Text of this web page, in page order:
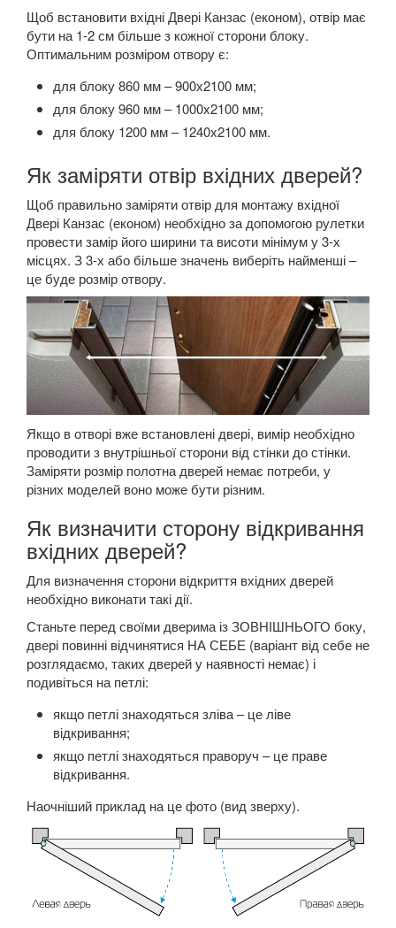
Щоб встановити вхідні Двері Канзас (економ), отвір має
бути на 1-2 см більше з кожної сторони блоку.
Оптимальним розміром отвору є:
для блоку 860 мм – 900х2100 мм;
для блоку 960 мм – 1000х2100 мм;
для блоку 1200 мм – 1240х2100 мм.
Як заміряти отвір вхідних дверей?
Щоб правильно заміряти отвір для монтажу вхідної
Двері Канзас (економ) необхідно за допомогою рулетки
провести замір його ширини та висоти мінімум у 3-х
місцях. З 3-х або більше значень виберіть найменші –
це буде розмір отвору.
Якщо в отворі вже встановлені двері, вимір необхідно
проводити з внутрішньої сторони від стінки до стінки.
Заміряти розмір полотна дверей немає потреби, у
різних моделей воно може бути різним.
Як визначити сторону відкривання
вхідних дверей?
Для визначення сторони відкриття вхідних дверей
необхідно виконати такі дії.
Станьте перед своїми дверима із ЗОВНІШНЬОГО боку,
двері повинні відчинятися НА СЕБЕ (варіант від себе не
розглядаємо, таких дверей у наявності немає) і
подивіться на петлі:
якщо петлі знаходяться зліва – це ліве
відкривання;
якщо петлі знаходяться праворуч – це праве
відкривання.
Наочніший приклад на це фото (вид зверху).